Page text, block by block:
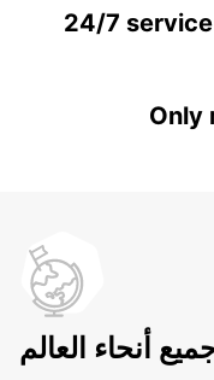
24/7
Only
أنحاء العالم